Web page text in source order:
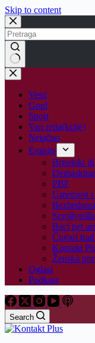
Skip to content
No
results
Vesti
Grad
Sport
Van reda(kcije)
Netačno
Emisije
Briselski
PBF
Umetnost
Baci pet
Čuvari
Kontakt
Ženska
Oglasi
Podkast
Search